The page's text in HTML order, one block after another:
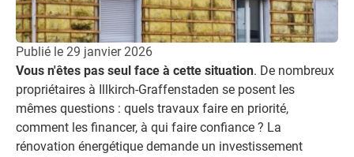
Publié le 29 janvier 2026
Vous n'êtes pas seul face à cette situation. De nombreux
propriétaires à Illkirch-Graffenstaden se posent les
mêmes questions : quels travaux faire en priorité,
comment les financer, à qui faire confiance ? La
rénovation énergétique demande un investissement